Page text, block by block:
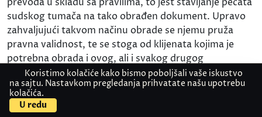
sudskog tumača na tako obrađen dokument. Upravo
zahvaljujući takvom načinu obrade se njemu pruža
pravna validnost, te se stoga od klijenata kojima je
potrebna obrada i ovog, ali i svakog drugog
dokumenta, zahteva da primarno dostave originalne
sadržaje i to na uvid konkretnom stručnjaku.
Takođe je potrebno i da prethodno izvrše sve provere,
Kontaktirajte nas
Koristimo kolačiće kako bismo poboljšali vaše iskustvo
na sajtu. Nastavkom pregledanja prihvatate našu upotrebu
kolačića.
U redu